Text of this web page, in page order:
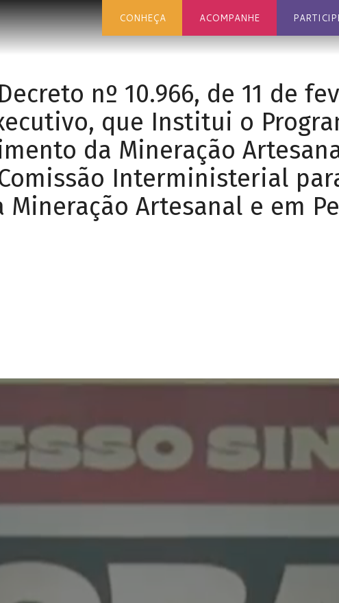
CONHEÇA ACOMPANHE
nº 10.966, de 11 de
que Institui o
da Mineração
Interministerial
Artesanal e em